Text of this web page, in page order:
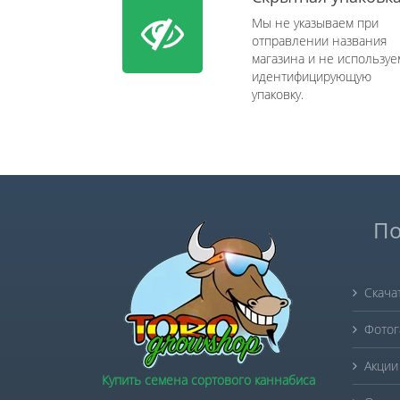
Мы не указываем при
отправлении названия
магазина и не
идентифицирующую
упаковку.
Купить семена сортового каннабиса